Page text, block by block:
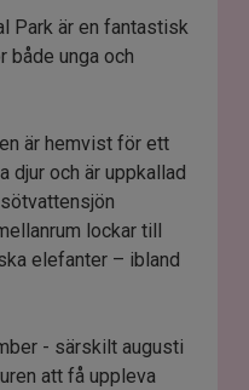
Park är en fantastisk
både unga och
är hemvist för ett
djur och är uppkallad
lockar till
elefanter – ibland
- särskilt augusti
att få uppleva